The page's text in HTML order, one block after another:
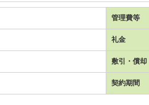
管理費等
礼金
敷引・償却
契約期間